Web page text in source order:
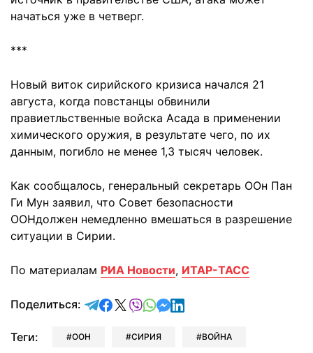
начаться уже в четверг.
***
Новый виток сирийского кризиса начался 21
августа, когда повстанцы обвинили
правиетльственные войска Асада в применении
химического оружия, в результате чего, по их
данным, погибло не менее 1,3 тысяч человек.
Как сообщалось, генеральный секретарь ООн Пан
Ги Мун заявил, что Совет безопасности
ООНдолжен немедленно вмешаться в разрешение
ситуации в Сирии.
По материалам РИА Новости, ИТАР-ТАСС
Поделиться: отправить в Telegram
поделиться в Facebook
поделиться в X
отправить в Viber
отправить в Whatsapp
отправить в Messenger
отправить в LinkedIn
Теги: ООН СИРИЯ ВОЙНА